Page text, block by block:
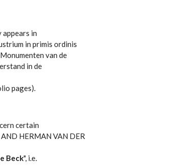
in
in primis ordinis
van de
in de
pages).
certain
HERMAN VAN DER
Beck", i.e.